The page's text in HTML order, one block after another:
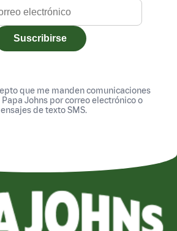
Suscribirse
que me manden comunicaciones
Johns por correo electrónico o
de texto SMS.